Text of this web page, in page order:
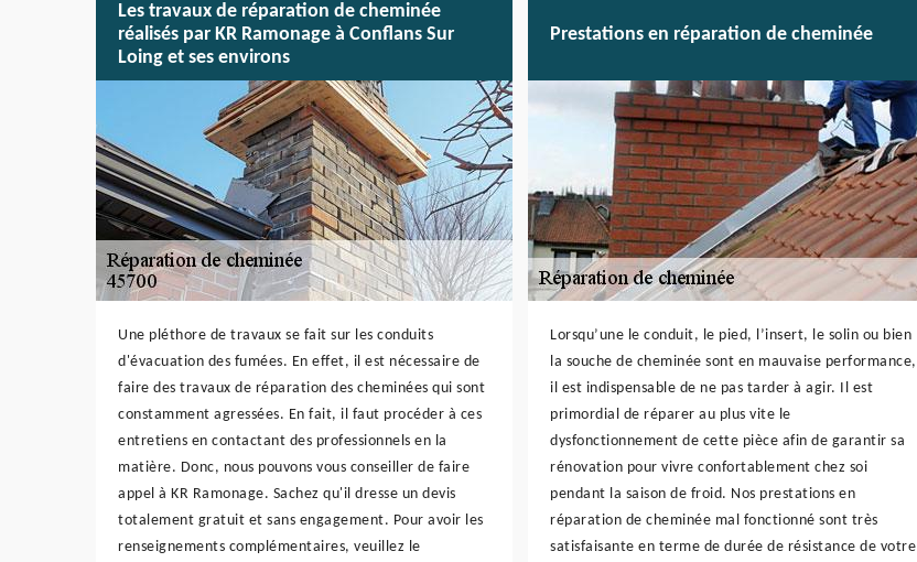
Les travaux de réparation de cheminée
réalisés par KR Ramonage à Conflans Sur
Loing et ses environs
Une pléthore de travaux se fait sur les conduits
d'évacuation des fumées. En effet, il est nécessaire de
faire des travaux de réparation des cheminées qui sont
constamment agressées. En fait, il faut procéder à ces
entretiens en contactant des professionnels en la
matière. Donc, nous pouvons vous conseiller de faire
appel à KR Ramonage. Sachez qu'il dresse un devis
totalement gratuit et sans engagement. Pour avoir les
renseignements complémentaires, veuillez le
Prestations en réparation de cheminée
Lorsqu’une le conduit, le pied, l’insert, le solin ou bien
la souche de cheminée sont en mauvaise performance,
il est indispensable de ne pas tarder à agir. Il est
primordial de réparer au plus vite le
dysfonctionnement de cette pièce afin de garantir sa
rénovation pour vivre confortablement chez soi
pendant la saison de froid. Nos prestations en
réparation de cheminée mal fonctionné sont très
satisfaisante en terme de durée de résistance de votre